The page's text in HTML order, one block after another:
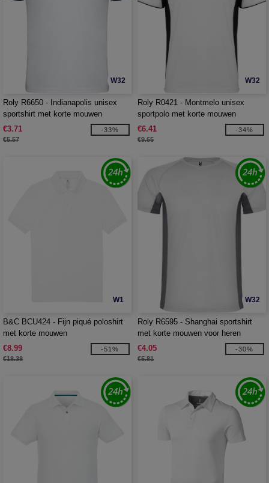
W32
Roly R6650 - Indianapolis unisex
sportshirt met korte mouwen
€3.71
€5.57
-33%
W32
Roly R0421 - Montmelo unisex
sportpolo met korte mouwen
€6.41
€9.65
-34%
W1
B&C BCU424 - Fijn piqué poloshirt
met korte mouwen
€8.99
€18.38
-51%
W32
Roly R6595 - Shanghai sportshirt
met korte mouwen voor heren
€4.05
€5.81
-30%